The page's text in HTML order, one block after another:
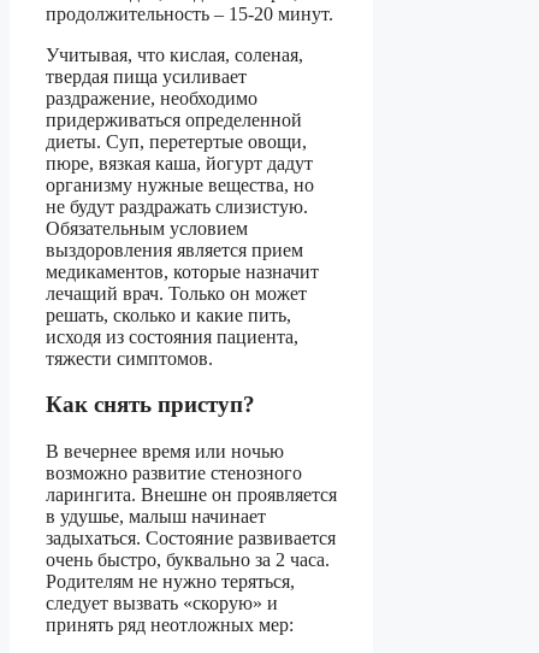
продолжительность – 15-20 минут.
Учитывая, что кислая, соленая,
твердая пища усиливает
раздражение, необходимо
придерживаться определенной
диеты. Суп, перетертые овощи,
пюре, вязкая каша, йогурт дадут
организму нужные вещества, но
не будут раздражать слизистую.
Обязательным условием
выздоровления является прием
медикаментов, которые назначит
лечащий врач. Только он может
решать, сколько и какие пить,
исходя из состояния пациента,
тяжести симптомов.
Как снять приступ?
В вечернее время или ночью
возможно развитие стенозного
ларингита. Внешне он проявляется
в удушье, малыш начинает
задыхаться. Состояние развивается
очень быстро, буквально за 2 часа.
Родителям не нужно теряться,
следует вызвать «скорую» и
принять ряд неотложных мер: